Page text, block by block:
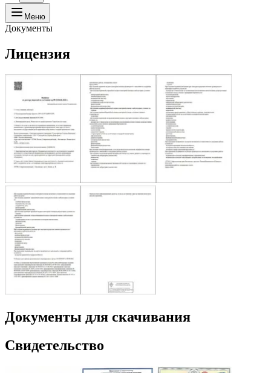
Меню
Документы
Лицензия
Документы для скачивания
Свидетельство